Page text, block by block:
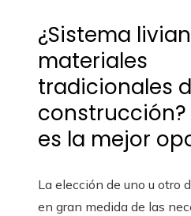
¿Sistema
materiales
tradicionales
construcción?
es la mejor
La elección de uno u otro
en gran medida de las